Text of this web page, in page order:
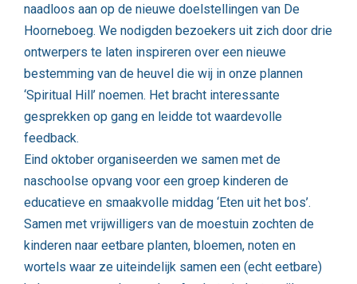
naadloos aan op de nieuwe doelstellingen van De
Hoorneboeg. We nodigden bezoekers uit zich door drie
ontwerpers te laten inspireren over een nieuwe
bestemming van de heuvel die wij in onze plannen
‘Spiritual Hill’ noemen. Het bracht interessante
gesprekken op gang en leidde tot waardevolle
feedback.
Eind oktober organiseerden we samen met de
naschoolse opvang voor een groep kinderen de
educatieve en smaakvolle middag ‘Eten uit het bos’.
Samen met vrijwilligers van de moestuin zochten de
kinderen naar eetbare planten, bloemen, noten en
wortels waar ze uiteindelijk samen een (echt eetbare)